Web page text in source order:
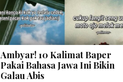
Ambyar! 10 Kalimat Baper
Pakai Bahasa Jawa Ini Bikin
Galau Abis